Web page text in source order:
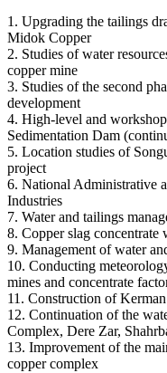
1. Upgrading the tailings
Midok Copper
2. Studies of water
copper mine
3. Studies of the second
development
4. High-level and
Sedimentation Dam
5. Location studies of
project
6. National Administrative
Industries
7. Water and tailings
8. Copper slag concentrate
9. Management of water
10. Conducting
mines and concentrate
11. Construction of
12. Continuation of the
Complex, Dere Zar,
13. Improvement of the
copper complex